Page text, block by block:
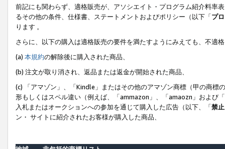
前記にも関わらず、適格販売が、アソシエイト・プログラム紹介料率
るその他の条件、仕様書、ステートメントおよびポリシー（以下「プ
ります 。
さらに、以下の購入は適格販売の要件を満たすようにみえても、不適
(a) 本規約の解除後に購入された商品、
(b) 注文が取り消され、返品または返金が開始された商品、
(c) 「アマゾン」、「Kindle」またはその他のアマゾン商標（甲の商
形もしくはスペル違い（例えば、「ammazon」、「amaozn」および
入札またはオークションへの参加を通じて購入した広告（以下、「禁
ン・ サイトに紹介されたお客様が購入した商品、